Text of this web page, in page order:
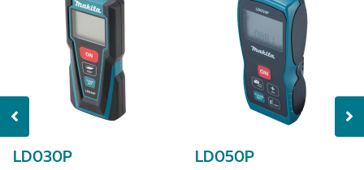
LD030P LD050P